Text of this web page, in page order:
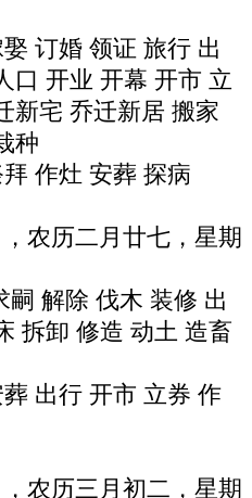
订婚 领证 旅行 出
口 开业 开幕 开市 立
新宅 乔迁新居 搬家
种
作灶 安葬 探病
农历二月廿七，星期
解除 伐木 装修 出
拆卸 修造 动土 造畜
出行 开市 立券 作
农历三月初二，星期